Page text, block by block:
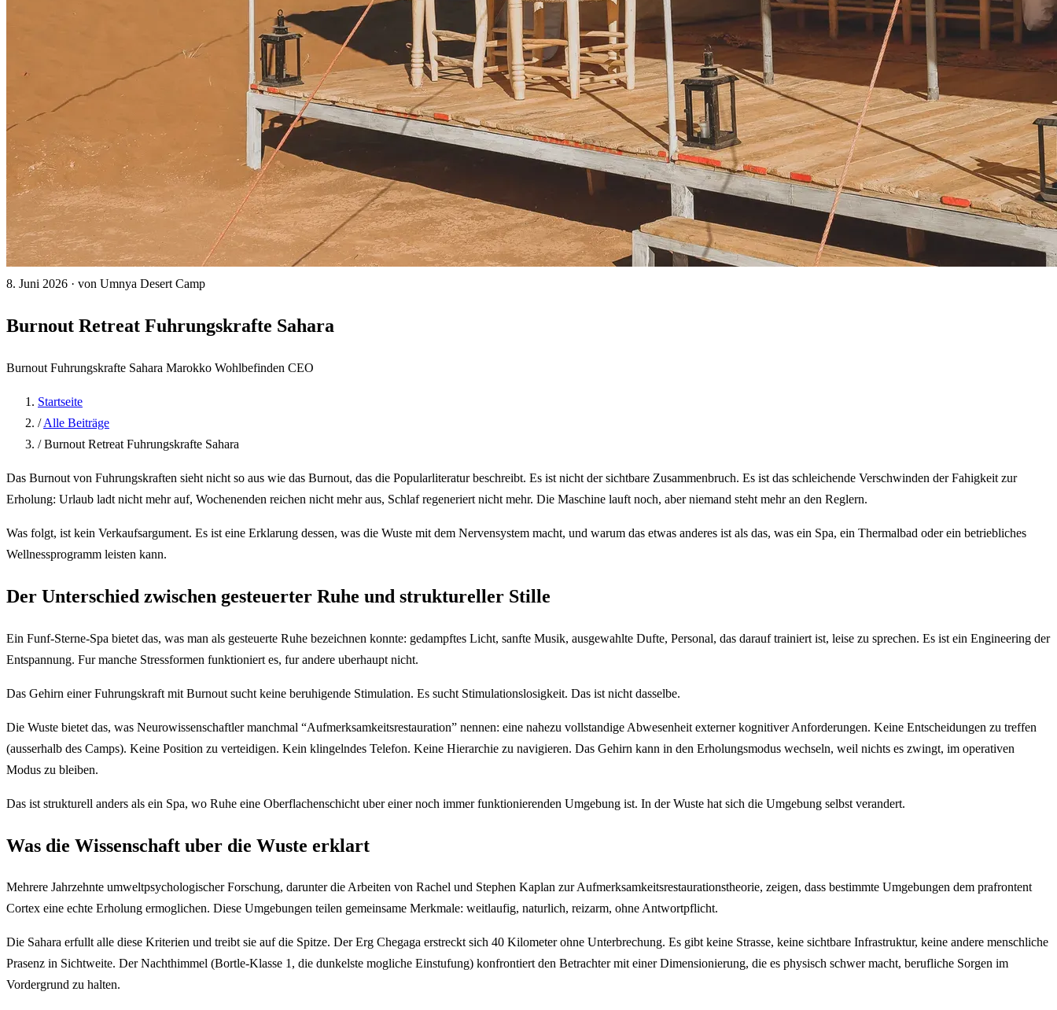
8. Juni 2026 · von Umnya Desert Camp
Burnout Retreat Fuhrungskrafte Sahara
Burnout Fuhrungskrafte Sahara Marokko Wohlbefinden CEO
Startseite
/ Alle Beiträge
/ Burnout Retreat Fuhrungskrafte Sahara
Das Burnout von Fuhrungskraften sieht nicht so aus wie das Burnout, das die Popularliteratur beschreibt. Es ist nicht der sichtbare Zusammenbruch. Es ist das schleichende Verschwinden der Fahigkeit zur
Erholung: Urlaub ladt nicht mehr auf, Wochenenden reichen nicht mehr aus, Schlaf regeneriert nicht mehr. Die Maschine lauft noch, aber niemand steht mehr an den Reglern.
Was folgt, ist kein Verkaufsargument. Es ist eine Erklarung dessen, was die Wuste mit dem Nervensystem macht, und warum das etwas anderes ist als das, was ein Spa, ein Thermalbad oder ein betriebliches
Wellnessprogramm leisten kann.
Der Unterschied zwischen gesteuerter Ruhe und struktureller Stille
Ein Funf-Sterne-Spa bietet das, was man als gesteuerte Ruhe bezeichnen konnte: gedampftes Licht, sanfte Musik, ausgewahlte Dufte, Personal, das darauf trainiert ist, leise zu sprechen. Es ist ein Engineering der
Entspannung. Fur manche Stressformen funktioniert es, fur andere uberhaupt nicht.
Das Gehirn einer Fuhrungskraft mit Burnout sucht keine beruhigende Stimulation. Es sucht Stimulationslosigkeit. Das ist nicht dasselbe.
Die Wuste bietet das, was Neurowissenschaftler manchmal “Aufmerksamkeitsrestauration” nennen: eine nahezu vollstandige Abwesenheit externer kognitiver Anforderungen. Keine Entscheidungen zu treffen
(ausserhalb des Camps). Keine Position zu verteidigen. Kein klingelndes Telefon. Keine Hierarchie zu navigieren. Das Gehirn kann in den Erholungsmodus wechseln, weil nichts es zwingt, im operativen
Modus zu bleiben.
Das ist strukturell anders als ein Spa, wo Ruhe eine Oberflachenschicht uber einer noch immer funktionierenden Umgebung ist. In der Wuste hat sich die Umgebung selbst verandert.
Was die Wissenschaft uber die Wuste erklart
Mehrere Jahrzehnte umweltpsychologischer Forschung, darunter die Arbeiten von Rachel und Stephen Kaplan zur Aufmerksamkeitsrestaurationstheorie, zeigen, dass bestimmte Umgebungen dem prafrontent
Cortex eine echte Erholung ermoglichen. Diese Umgebungen teilen gemeinsame Merkmale: weitlaufig, naturlich, reizarm, ohne Antwortpflicht.
Die Sahara erfullt alle diese Kriterien und treibt sie auf die Spitze. Der Erg Chegaga erstreckt sich 40 Kilometer ohne Unterbrechung. Es gibt keine Strasse, keine sichtbare Infrastruktur, keine andere menschliche
Prasenz in Sichtweite. Der Nachthimmel (Bortle-Klasse 1, die dunkelste mogliche Einstufung) konfrontiert den Betrachter mit einer Dimensionierung, die es physisch schwer macht, berufliche Sorgen im
Vordergrund zu halten.